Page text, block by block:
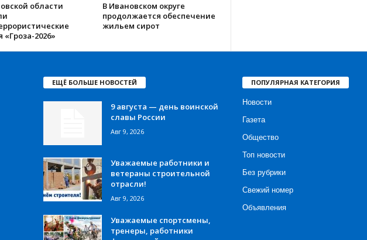
области
«Гроза-2026»
В Ивановском округе
продолжается обеспечение
жильем сирот
ЕЩЁ БОЛЬШЕ НОВОСТЕЙ
9 августа — день воинской
славы России
Авг 9, 2026
Уважаемые работники и
ветераны строительной
отрасли!
Авг 9, 2026
Уважаемые спортсмены,
тренеры, работники
ПОПУЛЯРНАЯ КАТЕГОРИЯ
Новости
Газета
Общество
Топ новости
Без рубрики
Свежий номер
Объявления